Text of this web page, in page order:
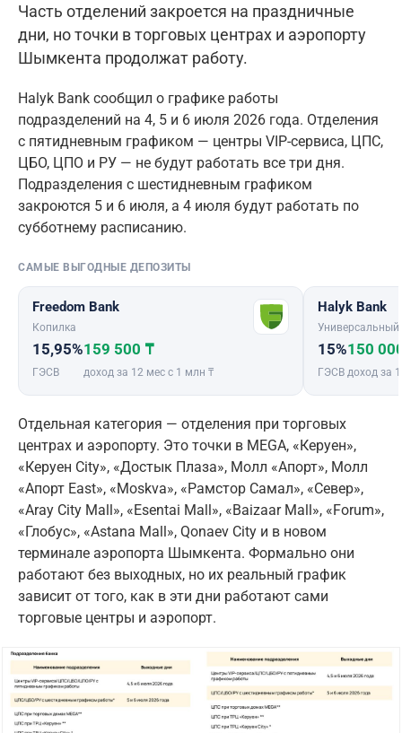
Часть отделений закроется на праздничные
дни, но точки в торговых центрах и аэропорту
Шымкента продолжат работу.
Halyk Bank сообщил о графике работы
подразделений на 4, 5 и 6 июля 2026 года. Отделения
с пятидневным графиком — центры VIP-сервиса, ЦПС,
ЦБО, ЦПО и РУ — не будут работать все три дня.
Подразделения с шестидневным графиком
закроются 5 и 6 июля, а 4 июля будут работать по
субботнему расписанию.
САМЫЕ ВЫГОДНЫЕ ДЕПОЗИТЫ
Freedom Bank
Копилка
15,95%
ГЭСВ
159 500 ₸
доход за 12 мес с 1 млн ₸
Halyk Bank
Универсальный
15%
ГЭСВ
150
доход за
Отдельная категория — отделения при торговых
центрах и аэропорту. Это точки в MEGA, «Керуен»,
«Керуен Сity», «Достык Плаза», Молл «Апорт», Молл
«Апорт East», «Moskva», «Рамстор Самал», «Север»,
«Aray City Mall», «Esentai Mall», «Baizaar Mall», «Forum»,
«Глобус», «Аstana Mall», Qonaev City и в новом
терминале аэропорта Шымкента. Формально они
работают без выходных, но их реальный график
зависит от того, как в эти дни работают сами
торговые центры и аэропорт.